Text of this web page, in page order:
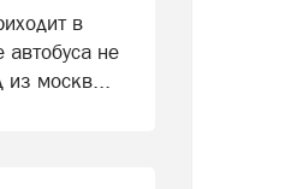
в
не
из москв...